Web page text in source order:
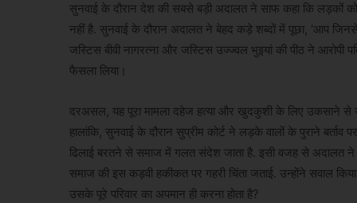
सुनवाई के दौरान देश की सबसे बड़ी अदालत ने साफ कहा कि लड़कों
नहीं है. सुनवाई के दौरान अदालत ने बेहद कड़े शब्दों में पूछा, 'आप
जस्टिस बीवी नागरत्ना और जस्टिस उज्ज्वल भुइयां की पीठ ने
फैसला लिया।
दरअसल, यह पूरा मामला दहेज हत्या और खुदकुशी के लिए उकसाने से
हालांकि, सुनवाई के दौरान सुप्रीम कोर्ट ने लड़के वालों के पुराने बर्ताव
ढिलाई बरतने से समाज में गलत संदेश जाता है. इसी वजह से अदालत ने
समाज की इस कड़वी हकीकत पर गहरी चिंता जताई. उन्होंने सवाल
उसके पूरे परिवार का अपमान ही करना होता है?